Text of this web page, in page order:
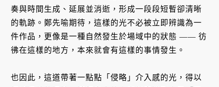
奏與時間生成、延展並消逝，形成一段段短暫卻清晰
的軌跡。鄭先喻期待，這樣的光不必被立即辨識為一
件作品，更像是一種自然發生於場域中的狀態 —— 彷
彿在這樣的地方，本來就會有這樣的事情發生。
也因此，這道帶著一點點「侵略」介入感的光，得以